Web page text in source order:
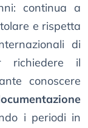
continua a
e rispetta
di
richiedere il
conoscere
i periodi in